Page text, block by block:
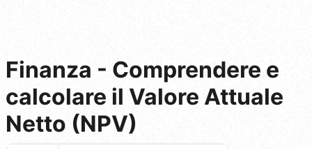
Finanza - Comprendere e
calcolare il Valore Attuale
Netto (NPV)